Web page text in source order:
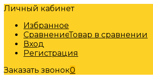
Личный кабинет
Избранное
СравнениеТовар в сравнении
Вход
Регистрация
Заказать звонок0